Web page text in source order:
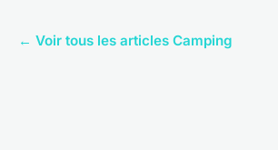
← Voir tous les articles Camping